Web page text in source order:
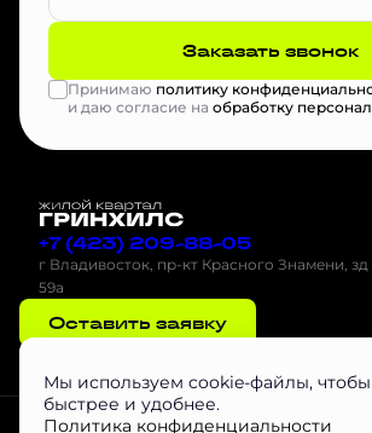
Заказать звонок
Принимаю политику
и даю согласие на обработку
+7 (423) 209-88-05
г Владивосток, пр-кт Красного Знамени, зд
59а
Оставить заявку
Проектная декларация на наш.дом.рф
Мы используем cookie-файлы, чтобы
быстрее и удобнее.
Политика конфиденциальности